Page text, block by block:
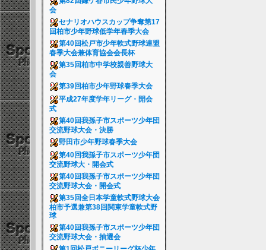
会
セナリオハウスカップ争奪第17
回柏市少年野球低学年春季大会
第40回松戸市少年軟式野球連盟
春季大会兼体育協会会長杯
第35回柏市中学校親善野球大
会
第39回柏市少年野球春季大会
平成27年度学年リーグ・開会
式
第40回我孫子市スポーツ少年団
交流野球大会・決勝
野田市少年野球春季大会
第40回我孫子市スポーツ少年団
交流野球大・開会式
第40回我孫子市スポーツ少年団
交流野球大会・開会式
第35回全日本学童軟式野球大会
柏市予選兼第38回関東学童軟式野
球
第40回我孫子市スポーツ少年団
交流野球大会・抽選会